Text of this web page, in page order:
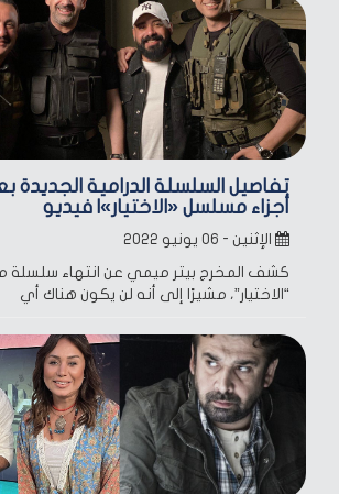
تفاصيل السلسلة الدرامية الجديدة
أجزاء مسلسل «الاختيار»| فيديو
الإثنين - ٠٦ يونيو ٢٠٢٢
كشف المخرج بيتر ميمي عن انتهاء
“الاختيار”، مشيرًا إلى أنه لن يكون هناك أي